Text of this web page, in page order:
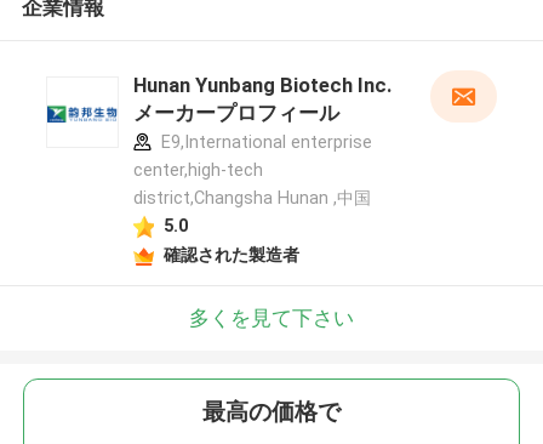
企業情報
Hunan Yunbang Biotech Inc.
メーカープロフィール
E9,International enterprise
center,high-tech
district,Changsha Hunan ,中国
5.0
確認された製造者
多くを見て下さい
最高の価格で